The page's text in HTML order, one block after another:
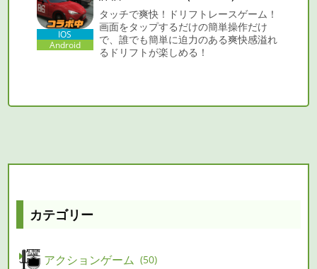
IOS
Android
タッチで爽快！ドリフトレースゲーム！
画面をタップするだけの簡単操作だけ
で、誰でも簡単に迫力のある爽快感溢れ
るドリフトが楽しめる！
カテゴリー
アクションゲーム 50